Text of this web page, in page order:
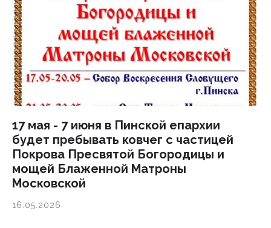
17 мая - 7 июня в Пинской епархии
будет пребывать ковчег с частицей
Покрова Пресвятой Богородицы и
мощей Блаженной Матроны
Московской
16.05.2026
Подпишитесь на наш